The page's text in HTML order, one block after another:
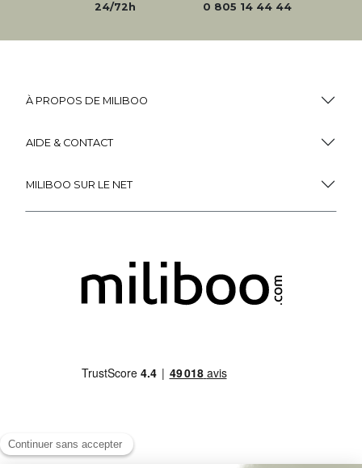
24/72h
0 805 14 44 44
À PROPOS DE MILIBOO
AIDE & CONTACT
MILIBOO SUR LE NET